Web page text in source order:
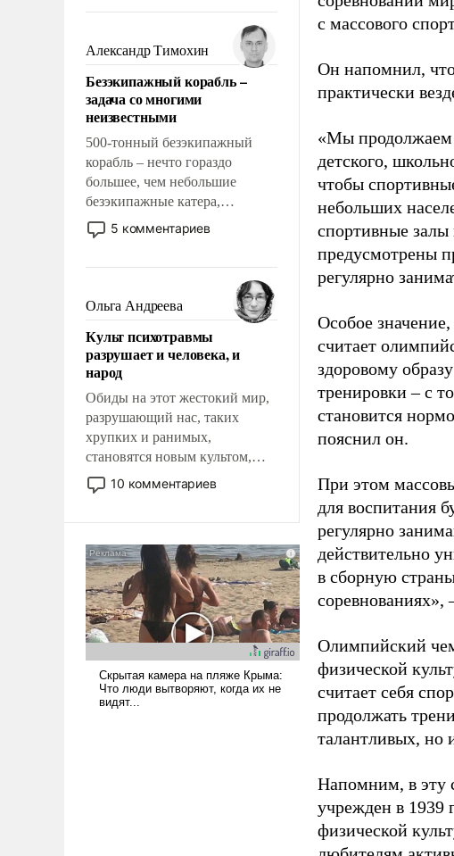
чем она отличается от просто
образованных людей. Иногда
казалось, что эти вопросы
решены раз и навсегда, но –
нет, не решены.
Александр Тимохин
Безэкипажный корабль –
задача со многими
неизвестными
500-тонный безэкипажный
корабль – нечто гораздо
большее, чем небольшие
безэкипажные катера,
применение которых уже
стало обыденностью. Задача по
сложна и амбициозна. Однако
и ее реализация радикально
поднимет наши боевые
возможности.
5 комментариев
Ольга Андреева
Культ психотравмы
разрушает и человека, и
народ
Обиды на этот жестокий мир,
разрушающий нас, таких
хрупких и ранимых,
становятся новым культом,
постепенно вытесняя и
отменяя традиционное
ударами судьбы, брать на себя
ответственность, помогать
слабым, идти вперед и
адаптироваться.
10 комментариев
с массового
Он напомнил,
практически
«Мы продолжаем
детского,
чтобы
небольших
спортивные
предусмотрены
регулярно
Особое
считает
здоровому
тренировки – с
становится
пояснил он.
При этом
для воспитания
регулярно
действительно
в сборную
соревнованиях»,
Олимпийский
физической
считает себя
продолжать
талантливых, но
Напомним, в эту
учрежден в 1939
физической